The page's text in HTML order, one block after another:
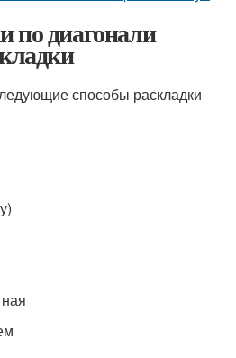
по диагонали
способы раскладки